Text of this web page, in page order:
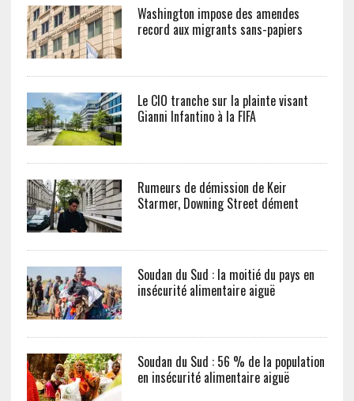
Washington impose des amendes
record aux migrants sans-papiers
Le CIO tranche sur la plainte visant
Gianni Infantino à la FIFA
Rumeurs de démission de Keir
Starmer, Downing Street dément
Soudan du Sud : la moitié du pays en
insécurité alimentaire aiguë
Soudan du Sud : 56 % de la population
en insécurité alimentaire aiguë